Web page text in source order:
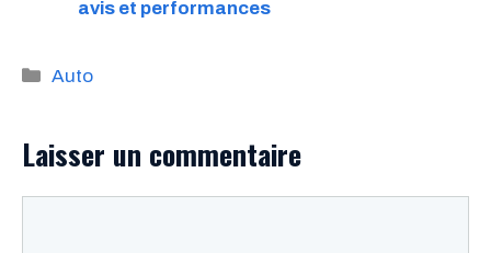
avis et performances
Catégories
Auto
Laisser un commentaire